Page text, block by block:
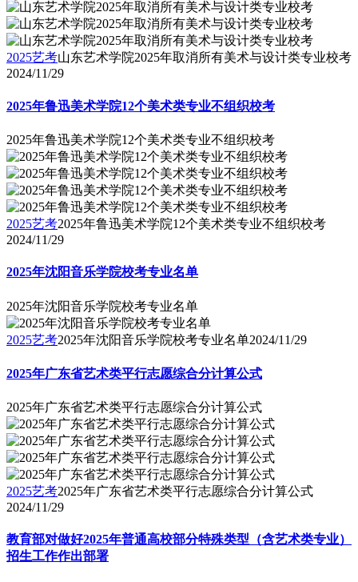
2025艺考山东艺术学院2025年取消所有美术与设计类专业校考
2024/11/29
2025年鲁迅美术学院12个美术类专业不组织校考
2025年鲁迅美术学院12个美术类专业不组织校考
2025艺考2025年鲁迅美术学院12个美术类专业不组织校考
2024/11/29
2025年沈阳音乐学院校考专业名单
2025年沈阳音乐学院校考专业名单
2025艺考2025年沈阳音乐学院校考专业名单2024/11/29
2025年广东省艺术类平行志愿综合分计算公式
2025年广东省艺术类平行志愿综合分计算公式
2025艺考2025年广东省艺术类平行志愿综合分计算公式
2024/11/29
教育部对做好2025年普通高校部分特殊类型（含艺术类专业）
招生工作作出部署